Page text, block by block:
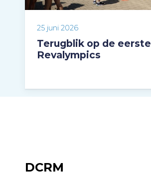
25 juni 2026
Terugblik op de eerste
Revalympics
DCRM